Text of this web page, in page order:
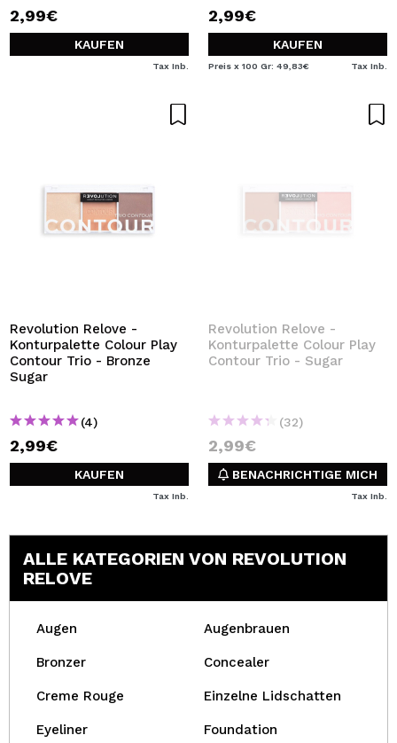
BENUTZERKONTO ERSTELLEN
2,99€
KAUFEN
Tax Inb.
2,99€
KAUFEN
Preis x 100 Gr: 49,83€ Tax Inb.
Revolution Relove -
Konturpalette Colour Play
Contour Trio - Bronze
Sugar
(4)
2,99€
KAUFEN
Tax Inb.
Revolution Relove -
Konturpalette Colour Play
Contour Trio - Sugar
(32)
2,99€
BENACHRICHTIGE MICH
Tax Inb.
ALLE KATEGORIEN VON REVOLUTION
RELOVE
Augen Augenbrauen
Bronzer Concealer
Creme Rouge Einzelne Lidschatten
Eyeliner Foundation